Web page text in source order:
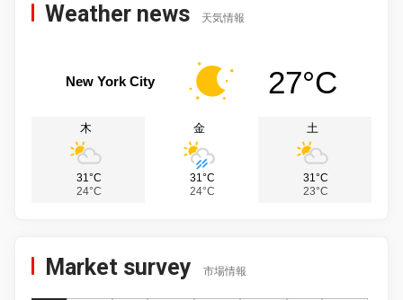
Weather news 天気情報
New York City 27°C
木
31°C
24°C
金
31°C
24°C
土
31°C
23°C
Market survey 市場情報